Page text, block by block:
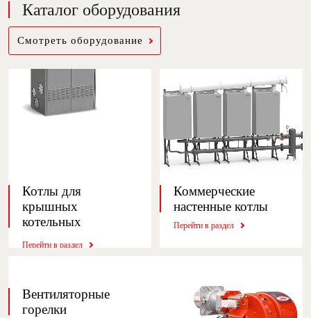
Каталог оборудования
Cмотреть оборудование
Котлы для
крышных
котельных
Перейти в раздел
Вентиляторные
горелки
Коммерческие
настенные котлы
Перейти в раздел